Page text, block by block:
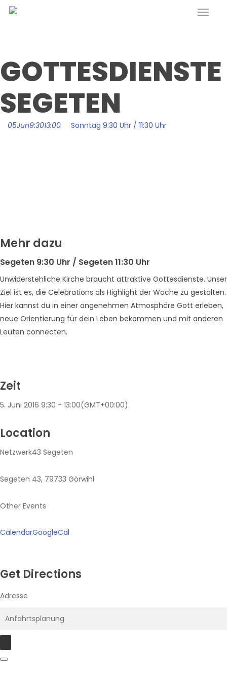
Skip
Menu
GOTTESDIENSTE
SEGETEN
05Jun9:3013:00 Sonntag 9:30 Uhr / 11:30 Uhr
Mehr dazu
Segeten 9:30 Uhr / Segeten 11:30 Uhr
Unwiderstehliche Kirche braucht attraktive Gottesdienste. Unser
Ziel ist es, die Celebrations als Highlight der Woche zu gestalten.
Hier kannst du in einer angenehmen Atmosphäre Gott erleben,
neue Orientierung für dein Leben bekommen und mit anderen
Leuten connecten.
Zeit
5. Juni 2016 9:30 - 13:00(GMT+00:00)
Location
Netzwerk43 Segeten
Segeten 43, 79733 Görwihl
Other Events
CalendarGoogleCal
Get Directions
Adresse